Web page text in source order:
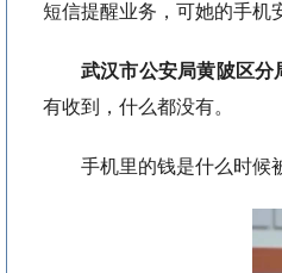
短信提醒业务，可她的手机
武汉市公安局黄陂区分
有收到，什么都没有。
手机里的钱是什么时候